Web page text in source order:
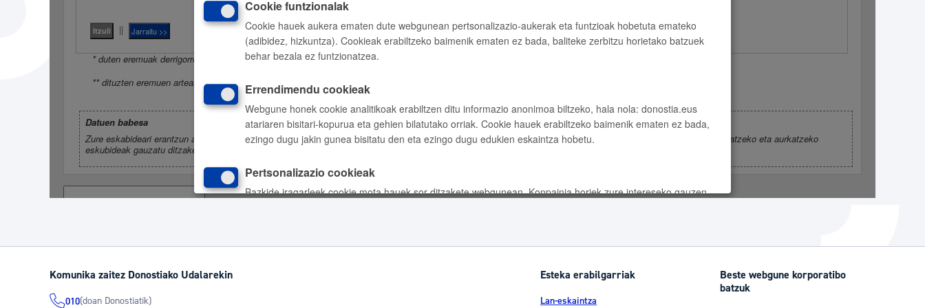
Hiria orain
Hiria ezagutu
Aktualitatea
Albisteak
Kultur agenda
Iragarki ofizialen taula
Komunika zaitez Donostiako Udalarekin
010(doan Donostiatik)
Esteka erabilgarriak
Lan-eskaintza
Beste webgune korporatibo
batzuk